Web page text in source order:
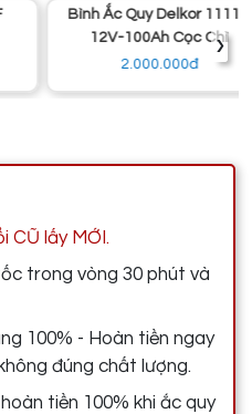
Bình Ắc Quy Delkor 1111K
12V-100Ah Cọc Chì
2.000.000đ
›
CŨ lấy MỚI.
trong vòng 30 phút và
100% - Hoàn tiền ngay
đúng chất lượng.
tiền 100% khi ắc quy